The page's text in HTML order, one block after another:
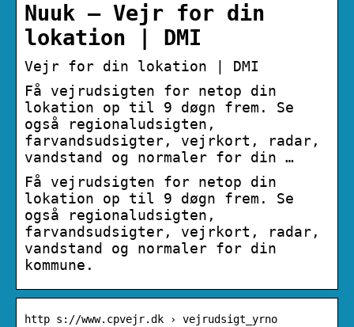
Nuuk – Vejr for din
lokation | DMI
Vejr for din lokation | DMI
Få vejrudsigten for netop din
lokation op til 9 døgn frem. Se
også regionaludsigten,
farvandsudsigter, vejrkort, radar,
vandstand og normaler for din …
Få vejrudsigten for netop din
lokation op til 9 døgn frem. Se
også regionaludsigten,
farvandsudsigter, vejrkort, radar,
vandstand og normaler for din
kommune.
http s://www.cpvejr.dk › vejrudsigt_yrno